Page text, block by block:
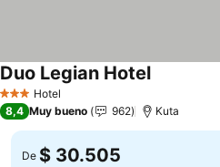
3 Estrellas
Hotel
Duo Legian HotelVer precios
8,4 Muy bueno 962 Kuta
De $ 30.505